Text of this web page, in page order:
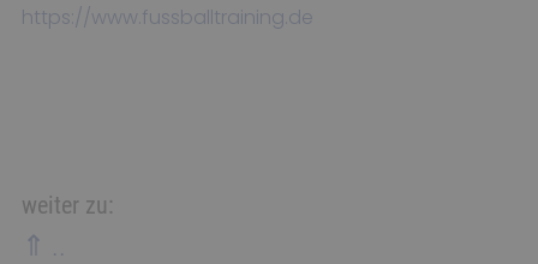
https://www.fussballtraining.de
weiter zu:
⇑ ..